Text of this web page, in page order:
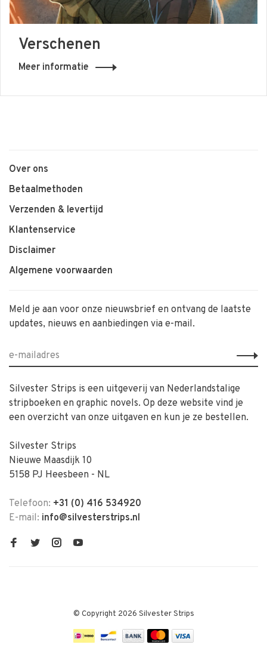
Verschenen
Meer informatie
Over ons
Betaalmethoden
Verzenden & levertijd
Klantenservice
Disclaimer
Algemene voorwaarden
Meld je aan voor onze nieuwsbrief en ontvang de laatste
updates, nieuws en aanbiedingen via e-mail.
Silvester Strips is een uitgeverij van Nederlandstalige
stripboeken en graphic novels. Op deze website vind je
een overzicht van onze uitgaven en kun je ze bestellen.
Silvester Strips
Nieuwe Maasdijk 10
5158 PJ Heesbeen - NL
Telefoon: +31 (0) 416 534920
E-mail: info@silvesterstrips.nl
© Copyright 2026 Silvester Strips